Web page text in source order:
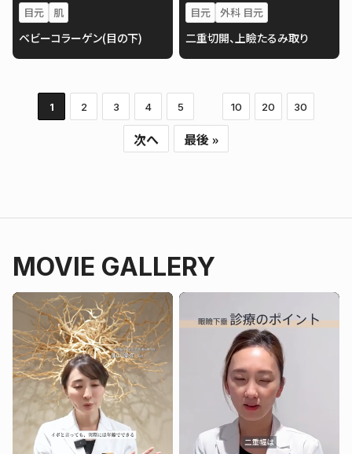
目元 肌
ベビーコラーゲン(目の下)
目元 外科 目元
二重切開、上瞼たるみ取り
1 2 3 4 5 10 20 30
次へ 最後 »
MOVIE GALLERY